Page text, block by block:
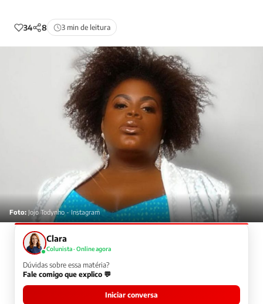
34 8 3 min de leitura
Foto:Jojo Todynho - Instagram
Clara
Colunista · Online agora
Dúvidas sobre essa matéria?
Fale comigo que explico 💬
Iniciar conversa